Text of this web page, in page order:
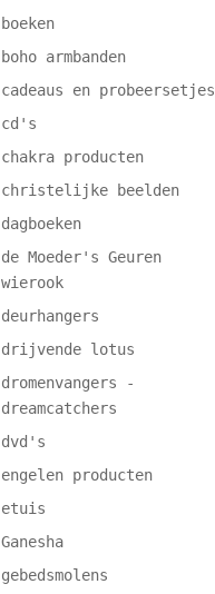
boeken
boho armbanden
cadeaus en probeersetjes
cd's
chakra producten
christelijke beelden
dagboeken
de Moeder's Geuren
wierook
deurhangers
drijvende lotus
dromenvangers -
dreamcatchers
dvd's
engelen producten
etuis
Ganesha
gebedsmolens